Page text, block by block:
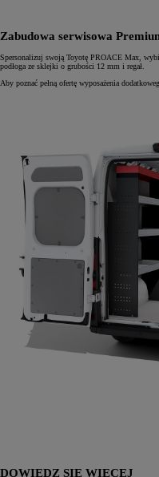
Zabudowa serwisowa
Spersonalizuj swoją Toyotę PROACE Max,
podłoga ze sklejki o grubości 12 mm i regał.
Aby poznać pełną ofertę wyposażenia
DOWIEDZ SIĘ WIĘCEJ